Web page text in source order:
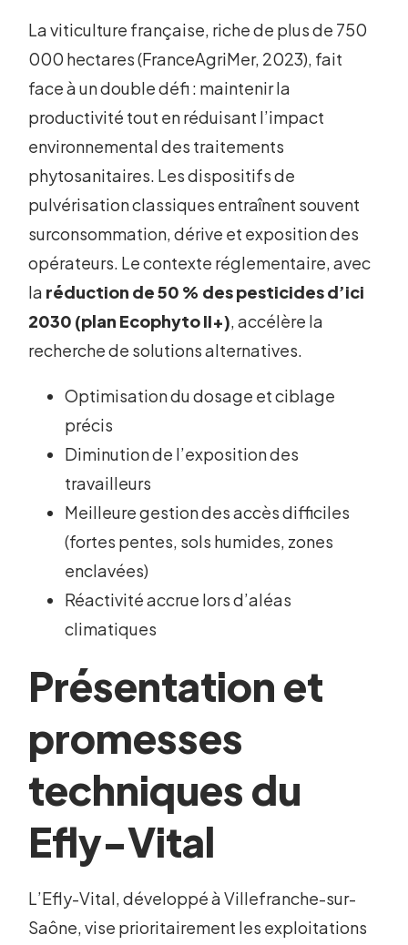
La viticulture française, riche de plus de 750
000 hectares (FranceAgriMer, 2023), fait
face à un double défi : maintenir la
productivité tout en réduisant l’impact
environnemental des traitements
phytosanitaires. Les dispositifs de
pulvérisation classiques entraînent souvent
surconsommation, dérive et exposition des
opérateurs. Le contexte réglementaire, avec
la réduction de 50 % des pesticides d’ici
2030 (plan Ecophyto II+), accélère la
recherche de solutions alternatives.
Optimisation du dosage et ciblage
précis
Diminution de l’exposition des
travailleurs
Meilleure gestion des accès difficiles
(fortes pentes, sols humides, zones
enclavées)
Réactivité accrue lors d’aléas
climatiques
Présentation et
promesses
techniques du
Efly-Vital
L’Efly-Vital, développé à Villefranche-sur-
Saône, vise prioritairement les exploitations